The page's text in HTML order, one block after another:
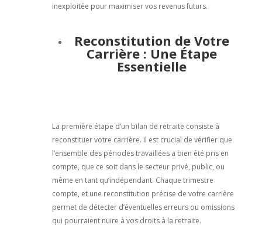
inexploitée pour maximiser vos revenus futurs.
Reconstitution de Votre
Carrière : Une Étape
Essentielle
La première étape d’un bilan de retraite consiste à
reconstituer votre carrière. Il est crucial de vérifier que
l’ensemble des périodes travaillées a bien été pris en
compte, que ce soit dans le secteur privé, public, ou
même en tant qu’indépendant. Chaque trimestre
compte, et une reconstitution précise de votre carrière
permet de détecter d’éventuelles erreurs ou omissions
qui pourraient nuire à vos droits à la retraite.